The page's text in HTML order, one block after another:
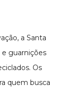
a Santa
e guarnições
Os
quem busca